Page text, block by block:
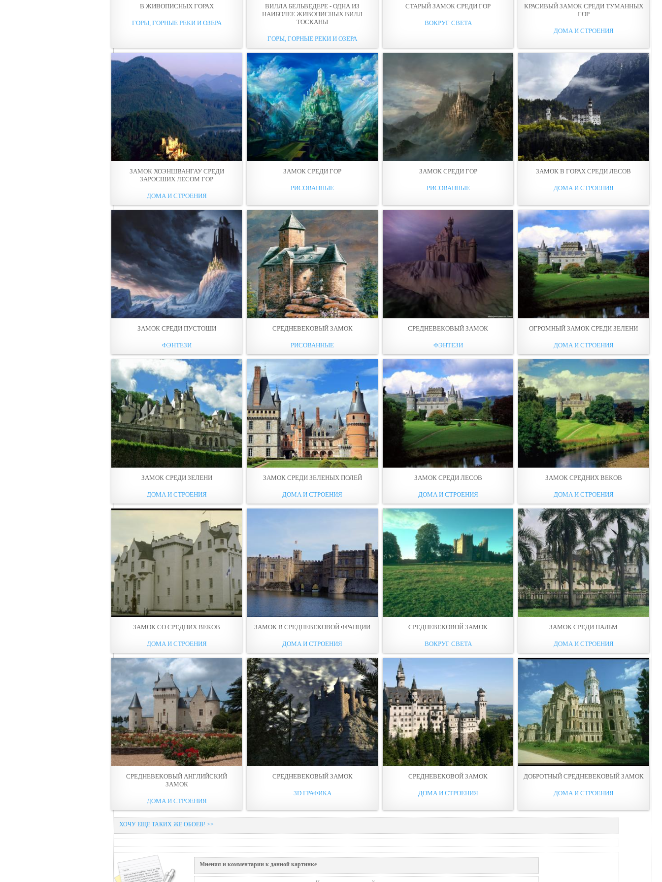
В ЖИВОПИСНЫХ ГОРАХ
ГОРЫ, ГОРНЫЕ РЕКИ И ОЗЕРА
ВИЛЛА БЕЛЬВЕДЕРЕ - ОДНА ИЗ
НАИБОЛЕЕ ЖИВОПИСНЫХ ВИЛЛ
ТОСКАНЫ
ГОРЫ, ГОРНЫЕ РЕКИ И ОЗЕРА
СТАРЫЙ ЗАМОК СРЕДИ ГОР
ВОКРУГ СВЕТА
КРАСИВЫЙ ЗАМОК СРЕДИ ТУМАННЫХ
ГОР
ДОМА И СТРОЕНИЯ
ЗАМОК ХОЭНШВАНГАУ СРЕДИ
ЗАРОСШИХ ЛЕСОМ ГОР
ДОМА И СТРОЕНИЯ
ЗАМОК СРЕДИ ГОР
РИСОВАННЫЕ
ЗАМОК СРЕДИ ГОР
РИСОВАННЫЕ
ЗАМОК В ГОРАХ СРЕДИ ЛЕСОВ
ДОМА И СТРОЕНИЯ
ЗАМОК СРЕДИ ПУСТОШИ
ФЭНТЕЗИ
СРЕДНЕВЕКОВЫЙ ЗАМОК
РИСОВАННЫЕ
СРЕДНЕВЕКОВЫЙ ЗАМОК
ФЭНТЕЗИ
ОГРОМНЫЙ ЗАМОК СРЕДИ ЗЕЛЕНИ
ДОМА И СТРОЕНИЯ
ЗАМОК СРЕДИ ЗЕЛЕНИ
ДОМА И СТРОЕНИЯ
ЗАМОК СРЕДИ ЗЕЛЕНЫХ ПОЛЕЙ
ДОМА И СТРОЕНИЯ
ЗАМОК СРЕДИ ЛЕСОВ
ДОМА И СТРОЕНИЯ
ЗАМОК СРЕДНИХ ВЕКОВ
ДОМА И СТРОЕНИЯ
ЗАМОК СО СРЕДНИХ ВЕКОВ
ДОМА И СТРОЕНИЯ
ЗАМОК В СРЕДНЕВЕКОВОЙ ФРАНЦИИ
ДОМА И СТРОЕНИЯ
СРЕДНЕВЕКОВОЙ ЗАМОК
ВОКРУГ СВЕТА
ЗАМОК СРЕДИ ПАЛЬМ
ДОМА И СТРОЕНИЯ
СРЕДНЕВЕКОВЫЙ АНГЛИЙСКИЙ
ЗАМОК
ДОМА И СТРОЕНИЯ
СРЕДНЕВЕКОВЫЙ ЗАМОК
3D ГРАФИКА
СРЕДНЕВЕКОВОЙ ЗАМОК
ДОМА И СТРОЕНИЯ
ДОБРОТНЫЙ СРЕДНЕВЕКОВЫЙ ЗАМОК
ДОМА И СТРОЕНИЯ
ХОЧУ ЕЩЕ ТАКИХ ЖЕ ОБОЕВ! >>
Мнения и комментарии к данной картинке